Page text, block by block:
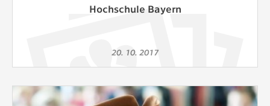
Hochschule Bayern
20. 10. 2017